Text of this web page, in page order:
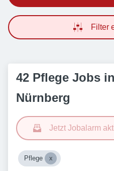
Filter
42 Pflege Jobs
Nürnberg
Jetzt Jobalarm
Pflege